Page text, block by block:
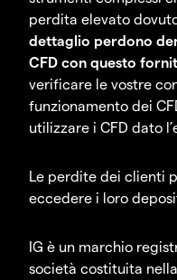
perdita elevato
dettaglio perdono
CFD con questo
verificare le vostre
funzionamento dei
utilizzare i CFD dato
Le perdite dei clienti
eccedere i loro
IG è un marchio
società costituita